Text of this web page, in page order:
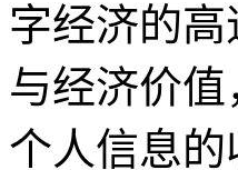
字经济的
与经济价
个人信息